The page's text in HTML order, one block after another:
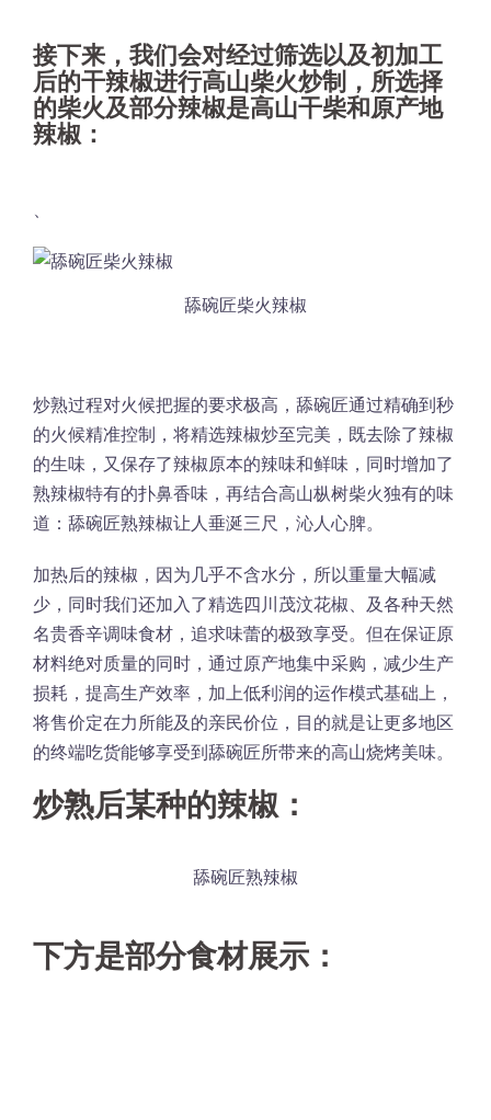
接下来，我们会对经过筛选以及初加工
后的干辣椒进行高山柴火炒制，所选择
的柴火及部分辣椒是高山干柴和原产地
辣椒：
舔碗匠柴火辣椒
炒熟过程对火候把握的要求极高，舔碗匠通过精确到秒
的火候精准控制，将精选辣椒炒至完美，既去除了辣椒
的生味，又保存了辣椒原本的辣味和鲜味，同时增加了
熟辣椒特有的扑鼻香味，再结合高山枞树柴火独有的味
道：舔碗匠熟辣椒让人垂涎三尺，沁人心脾。
加热后的辣椒，因为几乎不含水分，所以重量大幅减
少，同时我们还加入了精选四川茂汶花椒、及各种天然
名贵香辛调味食材，追求味蕾的极致享受。但在保证原
材料绝对质量的同时，通过原产地集中采购，减少生产
损耗，提高生产效率，加上低利润的运作模式基础上，
将售价定在力所能及的亲民价位，目的就是让更多地区
的终端吃货能够享受到舔碗匠所带来的高山烧烤美味。
炒熟后某种的辣椒：
舔碗匠熟辣椒
下方是部分食材展示：